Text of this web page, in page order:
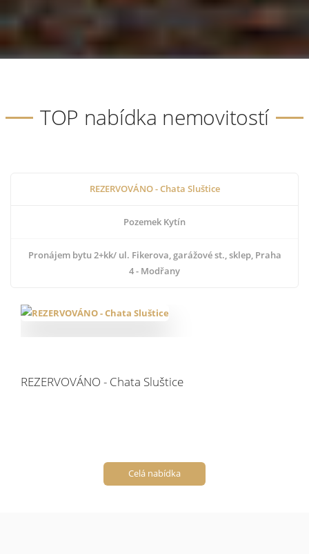
TOP nabídka nemovitostí
REZERVOVÁNO - Chata Sluštice
Pozemek Kytín
Pronájem bytu 2+kk/ ul. Fikerova, garážové st., sklep, Praha
4 - Modřany
REZERVOVÁNO - Chata Sluštice
Celá nabídka